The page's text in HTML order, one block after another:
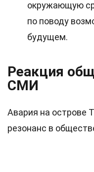
окружающую
по поводу
будущем.
Реакция
СМИ
Авария на острове
резонанс в